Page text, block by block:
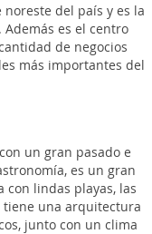
del país y es la
es el centro
de negocios
más importantes del
un gran pasado e
es un gran
con lindas playas, las
tiene una arquitectura
junto con un clima